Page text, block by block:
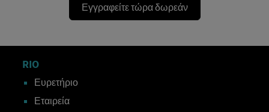
Εγγραφείτε τώρα δωρεάν
RIO
Ευρετήριο
Εταιρεία